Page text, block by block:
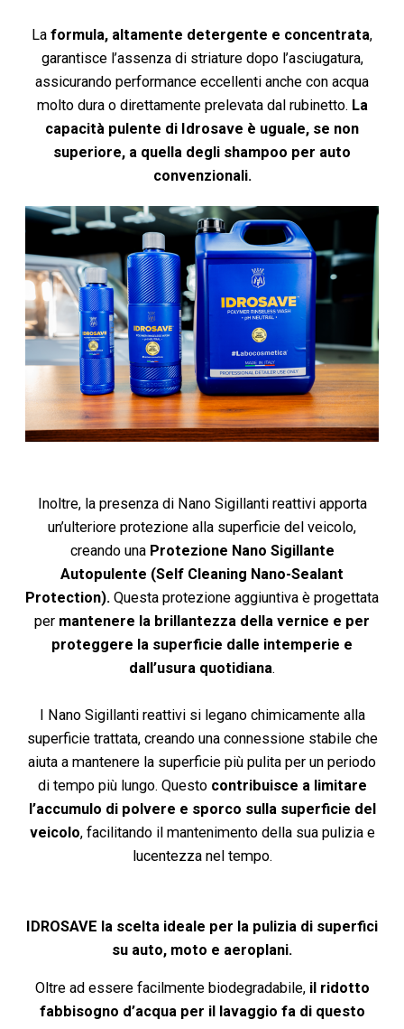
La formula, altamente detergente e concentrata,
garantisce l’assenza di striature dopo l’asciugatura,
assicurando performance eccellenti anche con acqua
molto dura o direttamente prelevata dal rubinetto. La
capacità pulente di Idrosave è uguale, se non
superiore, a quella degli shampoo per auto
convenzionali.
Inoltre, la presenza di Nano Sigillanti reattivi apporta
un’ulteriore protezione alla superficie del veicolo,
creando una Protezione Nano Sigillante
Autopulente (Self Cleaning Nano-Sealant
Protection). Questa protezione aggiuntiva è progettata
per mantenere la brillantezza della vernice e per
proteggere la superficie dalle intemperie e
dall’usura quotidiana.
I Nano Sigillanti reattivi si legano chimicamente alla
superficie trattata, creando una connessione stabile che
aiuta a mantenere la superficie più pulita per un periodo
di tempo più lungo. Questo contribuisce a limitare
l’accumulo di polvere e sporco sulla superficie del
veicolo, facilitando il mantenimento della sua pulizia e
lucentezza nel tempo.
IDROSAVE la scelta ideale per la pulizia di superfici
su auto, moto e aeroplani.
Oltre ad essere facilmente biodegradabile, il ridotto
fabbisogno d’acqua per il lavaggio fa di questo